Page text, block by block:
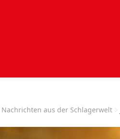
aus der Schlagerwelt